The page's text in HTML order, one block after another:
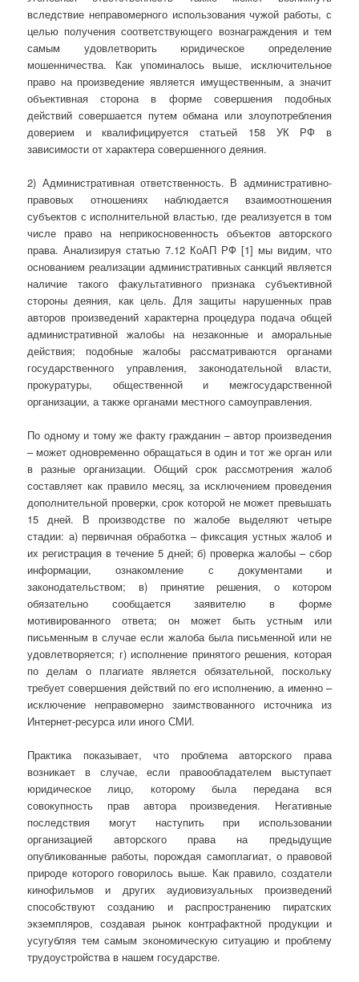
вследствие неправомерного использования чужой работы, с
целью получения соответствующего вознаграждения и тем
самым удовлетворить юридическое определение
мошенничества. Как упоминалось выше, исключительное
право на произведение является имущественным, а значит
объективная сторона в форме совершения подобных
действий совершается путем обмана или злоупотребления
доверием и квалифицируется статьей 158 УК РФ в
зависимости от характера совершенного деяния.
2) Административная ответственность. В административно-
правовых отношениях наблюдается взаимоотношения
субъектов с исполнительной властью, где реализуется в том
числе право на неприкосновенность объектов авторского
права. Анализируя статью 7.12 КоАП РФ [1] мы видим, что
основанием реализации административных санкций является
наличие такого факультативного признака субъективной
стороны деяния, как цель. Для защиты нарушенных прав
авторов произведений характерна процедура подача общей
административной жалобы на незаконные и аморальные
действия; подобные жалобы рассматриваются органами
государственного управления, законодательной власти,
прокуратуры, общественной и межгосударственной
организации, а также органами местного самоуправления.
По одному и тому же факту гражданин – автор произведения
– может одновременно обращаться в один и тот же орган или
в разные организации. Общий срок рассмотрения жалоб
составляет как правило месяц, за исключением проведения
дополнительной проверки, срок которой не может превышать
15 дней. В производстве по жалобе выделяют четыре
стадии: а) первичная обработка – фиксация устных жалоб и
их регистрация в течение 5 дней; б) проверка жалобы – сбор
информации, ознакомление с документами и
законодательством; в) принятие решения, о котором
обязательно сообщается заявителю в форме
мотивированного ответа; он может быть устным или
письменным в случае если жалоба была письменной или не
удовлетворяется; г) исполнение принятого решения, которая
по делам о плагиате является обязательной, поскольку
требует совершения действий по его исполнению, а именно –
исключение неправомерно заимствованного источника из
Интернет-ресурса или иного СМИ.
Практика показывает, что проблема авторского права
возникает в случае, если правообладателем выступает
юридическое лицо, которому была передана вся
совокупность прав автора произведения. Негативные
последствия могут наступить при использовании
организацией авторского права на предыдущие
опубликованные работы, порождая самоплагиат, о правовой
природе которого говорилось выше. Как правило, создатели
кинофильмов и других аудиовизуальных произведений
способствуют созданию и распространению пиратских
экземпляров, создавая рынок контрафактной продукции и
усугубляя тем самым экономическую ситуацию и проблему
трудоустройства в нашем государстве.